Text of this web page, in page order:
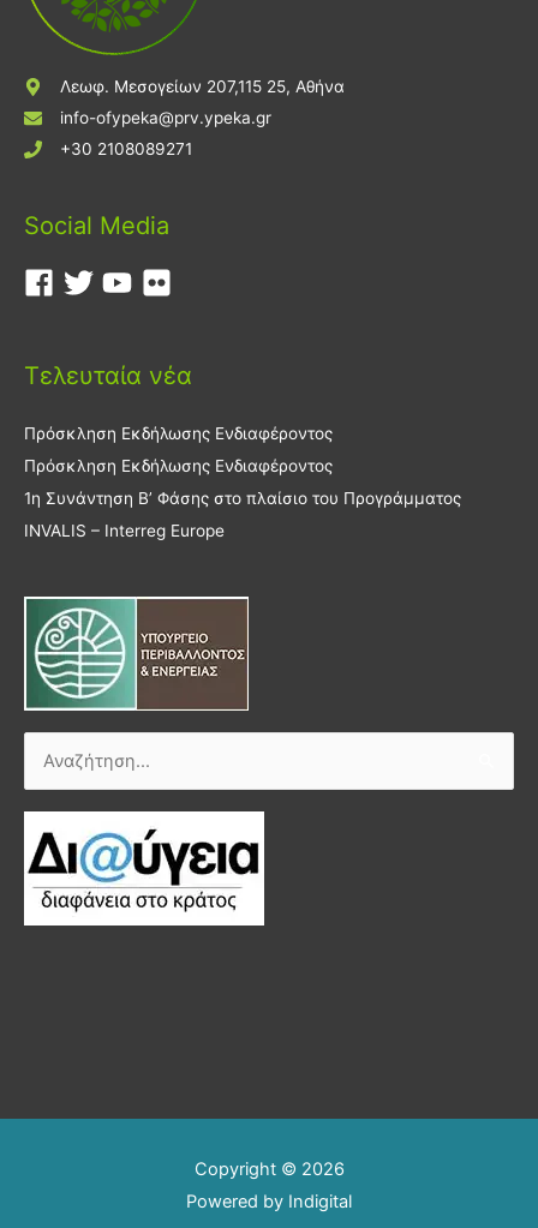
Λεωφ. Μεσογείων 207,115 25, Αθήνα
info-ofypeka@prv.ypeka.gr
+30 2108089271
Social Media
Τελευταία νέα
Πρόσκληση Εκδήλωσης Ενδιαφέροντος
Πρόσκληση Εκδήλωσης Ενδιαφέροντος
1η Συνάντηση Β’ Φάσης στο πλαίσιο του Προγράμματος
INVALIS – Interreg Europe
Αναζήτηση
Copyright © 2026
Powered by Indigital